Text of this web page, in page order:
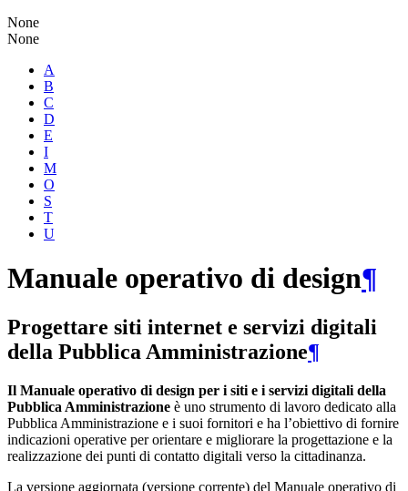
None
None
A
B
C
D
E
I
M
O
S
T
U
Manuale operativo di design¶
Progettare siti internet e servizi digitali
della Pubblica Amministrazione¶
Il Manuale operativo di design per i siti e i servizi digitali della
Pubblica Amministrazione è uno strumento di lavoro dedicato alla
Pubblica Amministrazione e i suoi fornitori e ha l’obiettivo di fornire
indicazioni operative per orientare e migliorare la progettazione e la
realizzazione dei punti di contatto digitali verso la cittadinanza.
La versione aggiornata (versione corrente) del Manuale operativo di